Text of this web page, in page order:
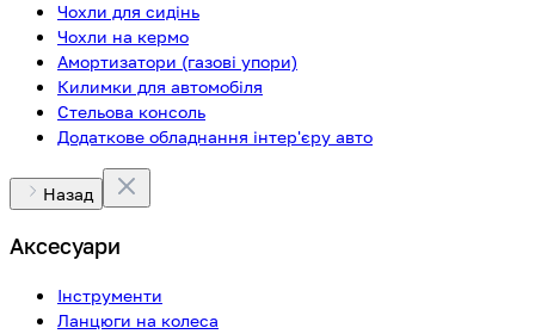
Чохли для сидінь
Чохли на кермо
Амортизатори (газові упори)
Килимки для автомобіля
Стельова консоль
Додаткове обладнання інтер'єру авто
Назад
Аксесуари
Інструменти
Ланцюги на колеса